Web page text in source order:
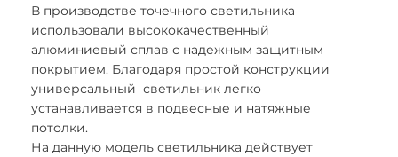
В производстве точечного светильника
использовали высококачественный
алюминиевый сплав с надежным защитным
покрытием. Благодаря простой конструкции
универсальный светильник легко
устанавливается в подвесные и натяжные
потолки.
На данную модель светильника действует